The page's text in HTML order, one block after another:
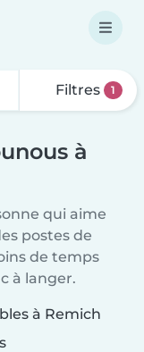
Filtres 1
à
qui aime
postes de
de temps
à langer.
à Remich